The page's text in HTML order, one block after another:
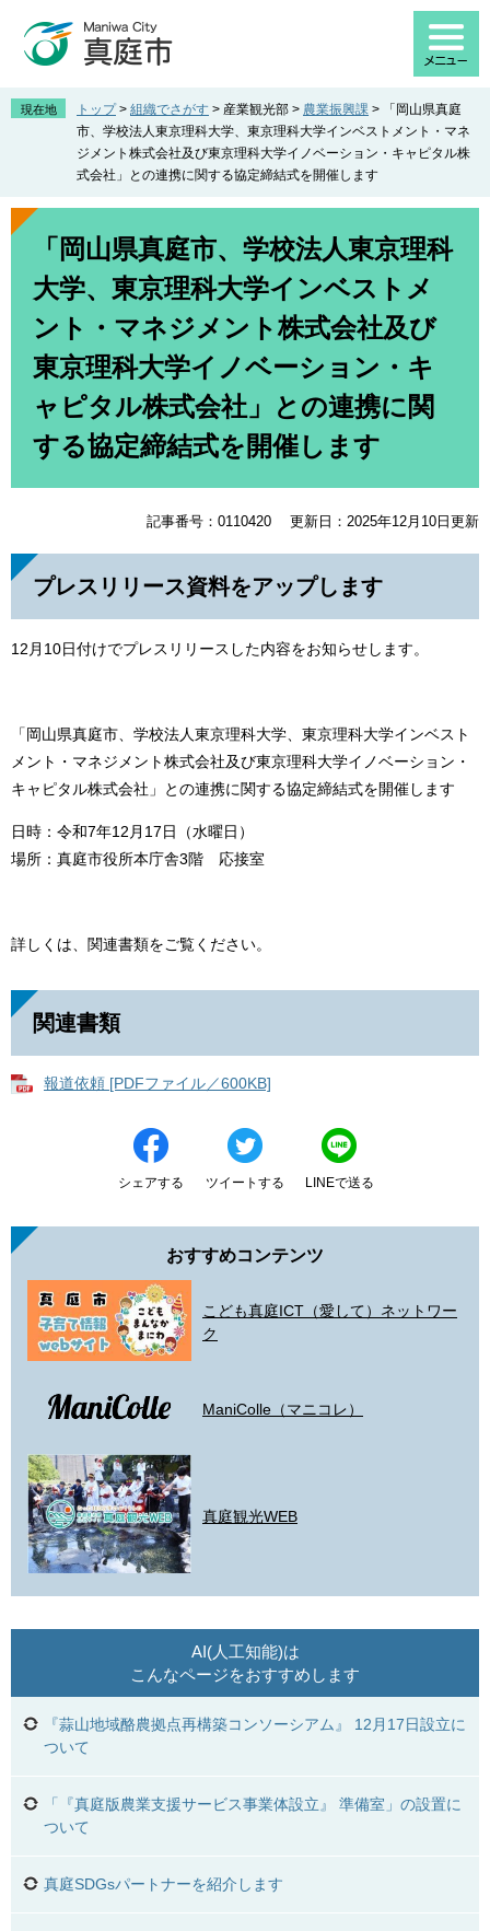
先
を
文
現在地 トップ > 組織でさがす > 産業観光部 > 農業振興課 >
「岡山県真庭
市、学校法人東京理科大学、東京理科大学インベストメント・マネ
ジメント株式会社及び東京理科大学イノベーション・キャピタル株
式会社」との連携に関する協定締結式を開催します
本
「岡山県真庭市、学校法人東京理科
大学、東京理科大学インベストメ
ント・マネジメント株式会社及び
東京理科大学イノベーション・キ
ャピタル株式会社」との連携に関
する協定締結式を開催します
記事番号：0110420 更新日：2025年12月10日更新
プレスリリース資料をアップします
12月10日付けでプレスリリースした内容をお知らせします。
「岡山県真庭市、学校法人東京理科大学、東京理科大学インベスト
メント・マネジメント株式会社及び東京理科大学イノベーション・
キャピタル株式会社」との連携に関する協定締結式を開催します
日時：令和7年12月17日（水曜日）
場所：真庭市役所本庁舎3階 応接室
詳しくは、関連書類をご覧ください。
関連書類
報道依頼 [PDFファイル／600KB]
シェアする ツイートする LINEで送る
おすすめコンテンツ
こども真庭ICT（愛して）ネットワー
ク
ManiColle（マニコレ）
真庭観光WEB
AI(人工知能)は
こんなページをおすすめします
『蒜山地域酪農拠点再構築コンソーシアム』 12月17日設立に
ついて
「『真庭版農業支援サービス事業体設立』 準備室」の設置に
ついて
真庭SDGsパートナーを紹介します